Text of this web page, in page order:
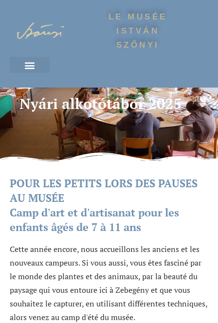
LE MUSÉE
ISTVÁN
SZŐNYI
Nyári alkotótábor 2025
POUR LES PETITS LORS DES PAUSES
AU MUSÉE
Camp d'art et d'artisanat pour les
enfants âgés de 7 à 11 ans
Cette année encore, nous accueillons les anciens et les
nouveaux campeurs. Si vous aussi, vous êtes fasciné par
le monde des plantes et des animaux, par la beauté du
paysage qui vous entoure ici à Zebegény et que vous
souhaitez le capturer, en utilisant différentes techniques,
alors venez au camp d'été du musée.